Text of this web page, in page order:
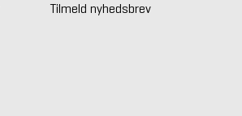
Tilmeld nyhedsbrev